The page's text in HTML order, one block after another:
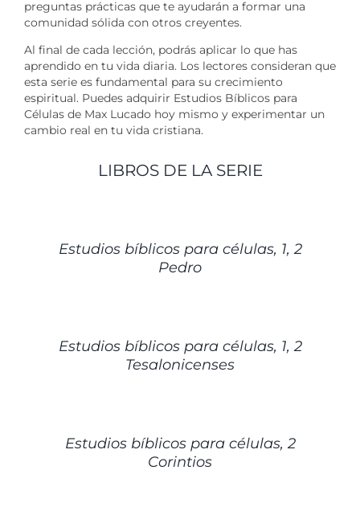
preguntas prácticas que te ayudarán a formar una
comunidad sólida con otros creyentes.
Al final de cada lección, podrás aplicar lo que has
aprendido en tu vida diaria. Los lectores consideran que
esta serie es fundamental para su crecimiento
espiritual. Puedes adquirir Estudios Bíblicos para
Células de Max Lucado hoy mismo y experimentar un
cambio real en tu vida cristiana.
LIBROS DE LA SERIE
Estudios bíblicos para células, 1, 2
Pedro
Estudios bíblicos para células, 1, 2
Tesalonicenses
Estudios bíblicos para células, 2
Corintios